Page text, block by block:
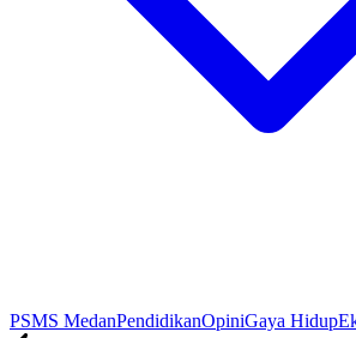
PSMS MedanPendidikanOpiniGaya Hidup